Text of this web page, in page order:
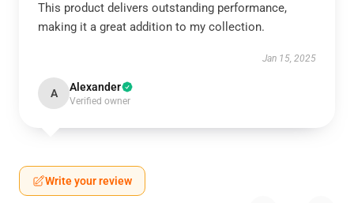
This product delivers outstanding performance,
making it a great addition to my collection.
Jan 15, 2025
A Alexander
Verified owner
Write your review